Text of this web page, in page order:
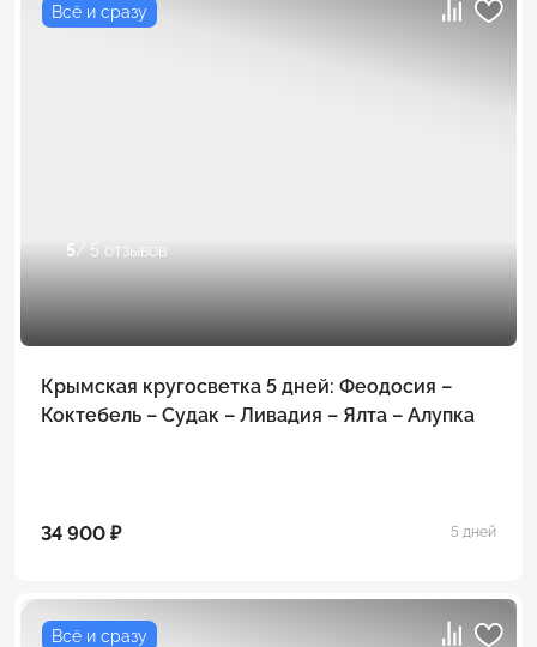
Всё и сразу
5/ 5 отзывов
Крымская кругосветка 5 дней: Феодосия –
Коктебель – Судак – Ливадия – Ялта – Алупка
34 900 ₽ 5 дней
Всё и сразу